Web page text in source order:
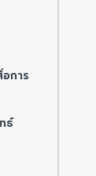
การ
ธ์